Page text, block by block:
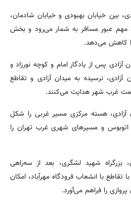
بین خیابان بهبودی و خیابان شادمان،
مهم عبور مسافر به شمار می‌رود و بخش
کاهش می‌دهد.
آزادی پس از یادگار امام و کوچه نورزاد و
آزادی، نرسیده به میدان آزادی و تقاطع
غرب شهر هدایت می‌کنند.
آزادی، هسته مرکزی مسیر غربی را شکل
و مسیرهای شهری غرب تهران را
بزرگراه شهید لشگری، بعد از سه‌راهی
تقاطع با انشعاب فرودگاه مهرآباد، امکان
را فراهم می‌آورد.